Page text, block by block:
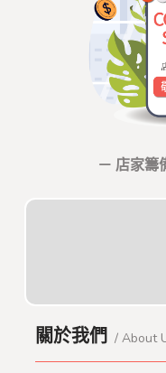
－ 店家籌
關於我們 / About